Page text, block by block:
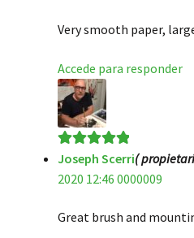
Very smooth paper,
Accede para responder
Valorado en5
de 5
Joseph Scerri(
2020 12:46 0000009
Great brush and